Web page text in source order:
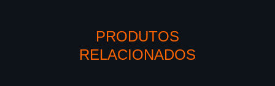
PRODUTOS
RELACIONADOS